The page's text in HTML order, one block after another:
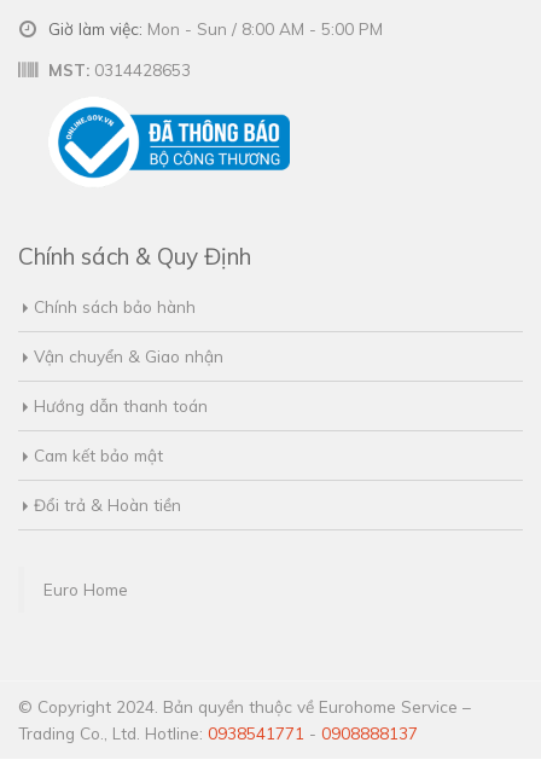
Giờ làm việc: Mon - Sun / 8:00 AM - 5:00 PM
MST: 0314428653
Chính sách & Quy Định
Chính sách bảo hành
Vận chuyển & Giao nhận
Hướng dẫn thanh toán
Cam kết bảo mật
Đổi trả & Hoàn tiền
Euro Home
© Copyright 2024. Bản quyền thuộc về Eurohome Service –
Trading Co., Ltd. Hotline: 0938541771 - 0908888137